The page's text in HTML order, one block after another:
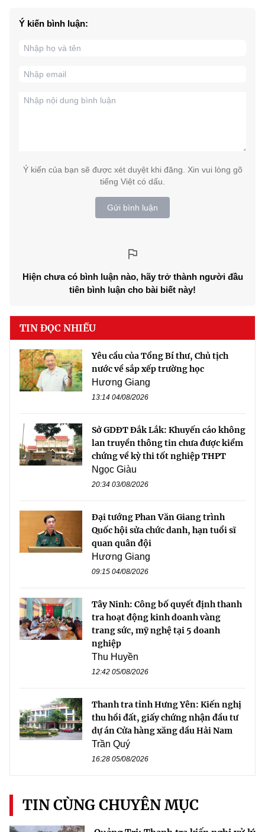
Ý kiến bình luận:
Ý kiến của bạn sẽ được xét duyệt khi đăng. Xin vui lòng gõ
tiếng Việt có dấu.
Gửi bình luận
Hiện chưa có bình luận nào, hãy trở thành người đầu
tiên bình luận cho bài biết này!
TIN ĐỌC NHIỀU
Yêu cầu của Tổng Bí thư, Chủ tịch
nước về sắp xếp trường học
Hương Giang
13:14 04/08/2026
Sở GDĐT Đắk Lắk: Khuyến cáo không
lan truyền thông tin chưa được kiểm
chứng về kỳ thi tốt nghiệp THPT
Ngọc Giàu
20:34 03/08/2026
Đại tướng Phan Văn Giang trình
Quốc hội sửa chức danh, hạn tuổi sĩ
quan quân đội
Hương Giang
09:15 04/08/2026
Tây Ninh: Công bố quyết định thanh
tra hoạt động kinh doanh vàng
trang sức, mỹ nghệ tại 5 doanh
nghiệp
Thu Huyền
12:42 05/08/2026
Thanh tra tỉnh Hưng Yên: Kiến nghị
thu hồi đất, giấy chứng nhận đầu tư
dự án Cửa hàng xăng dầu Hải Nam
Trần Quý
16:28 05/08/2026
TIN CÙNG CHUYÊN MỤC